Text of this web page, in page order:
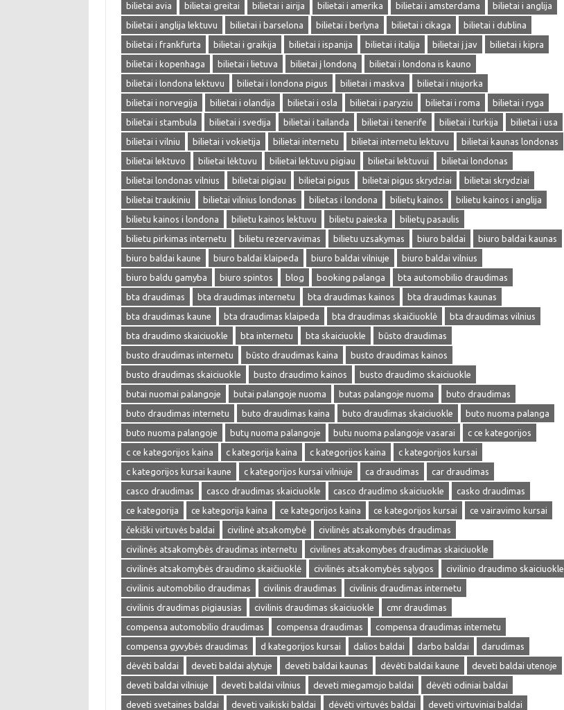
bilietai avia
bilietai greitai bilietai i airija bilietai i amerika bilietai i amsterdama
bilietai i anglija
bilietai i anglija lektuvu
bilietai i barselona bilietai i berlyna bilietai i cikaga
bilietai i dublina
bilietai i frankfurta
bilietai i graikija bilietai i ispanija bilietai i italija bilietai į jav
bilietai i kipra
bilietai i kopenhaga
bilietai i lietuva bilietai į londoną
bilietai i londona is kauno
bilietai i londona lektuvu
bilietai i londona pigus bilietai i maskva
bilietai i niujorka
bilietai i norvegija
bilietai i olandija bilietai i osla bilietai i paryziu bilietai i roma
bilietai i ryga
bilietai i stambula
bilietai i svedija bilietai i tailanda bilietai i tenerife bilietai i turkija
bilietai i usa
bilietai i vilniu
bilietai i vokietija bilietai internetu bilietai internetu lektuvu
bilietai kaunas londonas
bilietai lektuvo
bilietai lėktuvu bilietai lektuvu pigiau bilietai lektuvui
bilietai londonas
bilietai londonas vilnius
bilietai pigiau bilietai pigus bilietai pigus skrydziai
bilietai skrydziai
bilietai traukiniu
bilietai vilnius londonas bilietas i londona bilietų kainos
bilietu kainos i anglija
bilietu kainos i londona
bilietu kainos lektuvu bilietu paieska
bilietų pasaulis
bilietu pirkimas internetu
bilietu rezervavimas bilietu uzsakymas biuro baldai
biuro baldai kaunas
biuro baldai kaune
biuro baldai klaipeda biuro baldai vilniuje
biuro baldai vilnius
biuro baldu gamyba
biuro spintos blog booking palanga
bta automobilio draudimas
bta draudimas
bta draudimas internetu bta draudimas kainos
bta draudimas kaunas
bta draudimas kaune
bta draudimas klaipeda bta draudimas skaičiuoklė
bta draudimas vilnius
bta draudimo skaiciuokle
bta internetu bta skaiciuokle
būsto draudimas
busto draudimas internetu
būsto draudimas kaina
busto draudimas kainos
busto draudimas skaiciuokle
busto draudimo kainos
busto draudimo skaiciuokle
butai nuomai palangoje
butai palangoje nuoma butas palangoje nuoma
buto draudimas
buto draudimas internetu
buto draudimas kaina buto draudimas skaiciuokle
buto nuoma palanga
buto nuoma palangoje
butų nuoma palangoje butu nuoma palangoje vasarai
c ce kategorijos
c ce kategorijos kaina
c kategorija kaina c kategorijos kaina
c kategorijos kursai
c kategorijos kursai kaune
c kategorijos kursai vilniuje ca draudimas
car draudimas
casco draudimas
casco draudimas skaiciuokle casco draudimo skaiciuokle
casko draudimas
ce kategorija
ce kategorija kaina ce kategorijos kaina ce kategorijos kursai
ce vairavimo kursai
čekiški virtuvės baldai
civilinė atsakomybė
civilinės atsakomybės draudimas
civilinės atsakomybės draudimas internetu
civilines atsakomybes draudimas skaiciuokle
civilinės atsakomybės draudimo skaičiuoklė
civilinės atsakomybės sąlygos
civilinio draudimo skaiciuokle
civilinis automobilio draudimas
civilinis draudimas
civilinis draudimas internetu
civilinis draudimas pigiausias
civilinis draudimas skaiciuokle
cmr draudimas
compensa automobilio draudimas
compensa draudimas
compensa draudimas internetu
compensa gyvybės draudimas
d kategorijos kursai dalios baldai darbo baldai
darudimas
dėvėti baldai
deveti baldai alytuje deveti baldai kaunas dėvėti baldai kaune
deveti baldai utenoje
deveti baldai vilniuje
deveti baldai vilnius deveti miegamojo baldai
dėvėti odiniai baldai
deveti svetaines baldai
deveti vaikiski baldai dėvėti virtuvės baldai deveti virtuviniai baldai